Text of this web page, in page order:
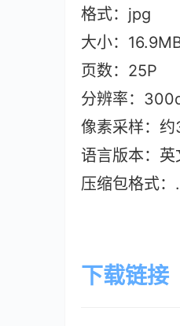
格式：jpg
大小：16.9M
页数：25P
分辨率：
像素采样：
语言版本：英
压缩包格式
下载链接